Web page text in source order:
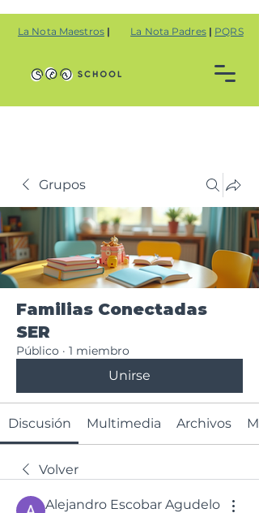
La Nota Maestros | La Nota Padres | PQRS
Grupos
Familias Conectadas
SER
Público · 1 miembro
Unirse
Discusión Multimedia Archivos
Volver
Alejandro Escobar Agudelo